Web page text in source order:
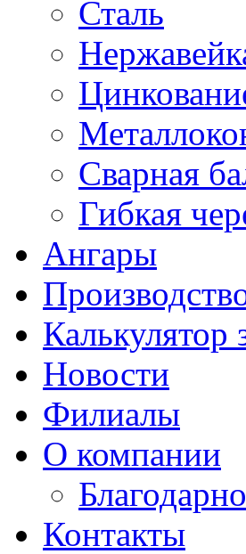
Сталь
Сварная
Гибкая
Ангары
Калькулятор
Новости
Филиалы
О компании
Контакты